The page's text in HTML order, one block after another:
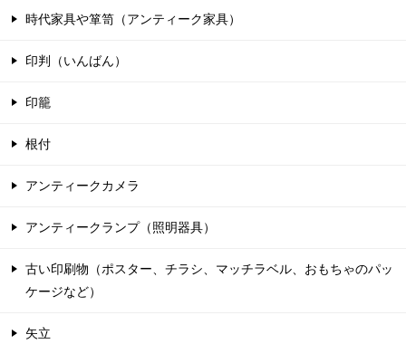
時代家具や箪笥（アンティーク家具）
印判（いんばん）
印籠
根付
アンティークカメラ
アンティークランプ（照明器具）
古い印刷物（ポスター、チラシ、マッチラベル、おもちゃのパッ
ケージなど）
矢立